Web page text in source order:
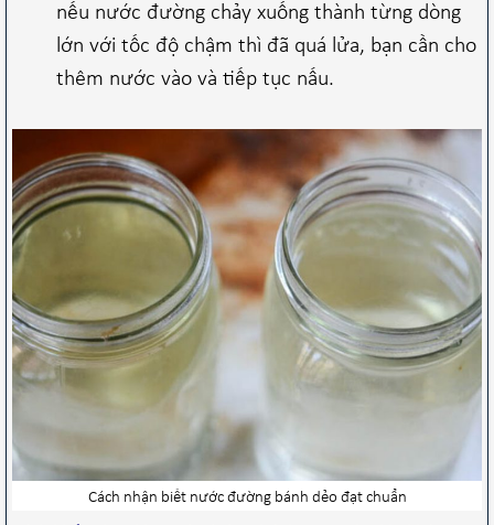
nếu nước đường chảy xuống thành từng dòng
lớn với tốc độ chậm thì đã quá lửa, bạn cần cho
thêm nước vào và tiếp tục nấu.
Cách nhận biết nước đường bánh dẻo đạt chuẩn